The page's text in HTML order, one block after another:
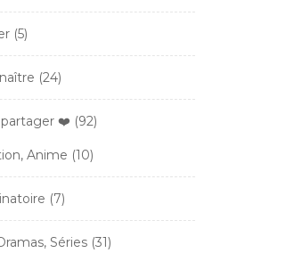
(5)
(24)
partager ❤️ (92)
Anime (10)
(7)
Séries (31)